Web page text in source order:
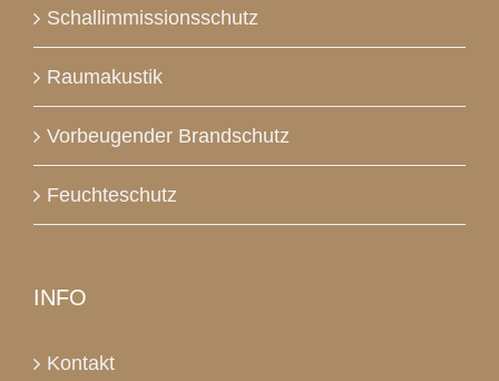
Schallimmissionsschutz
Raumakustik
Vorbeugender Brandschutz
Feuchteschutz
INFO
Kontakt